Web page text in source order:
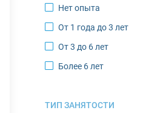
Костомукша
Лабытнанги
Мончегорск
Муравленко
Нарьян-Мар
Нет опыта
От 1 года до 3 лет
От 3 до 6 лет
Более 6 лет
ТИП ЗАНЯТОСТИ